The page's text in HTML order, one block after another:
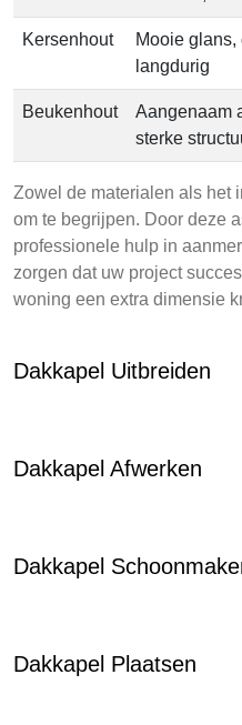
Kersenhout
Mooie
langdurig
Beukenhout
Aangenaam
sterke
Zowel de materialen als het
om te begrijpen. Door deze
professionele hulp in
zorgen dat uw project
woning een extra dimensie
Dakkapel Uitbreiden
Dakkapel Afwerken
Dakkapel
Dakkapel Plaatsen